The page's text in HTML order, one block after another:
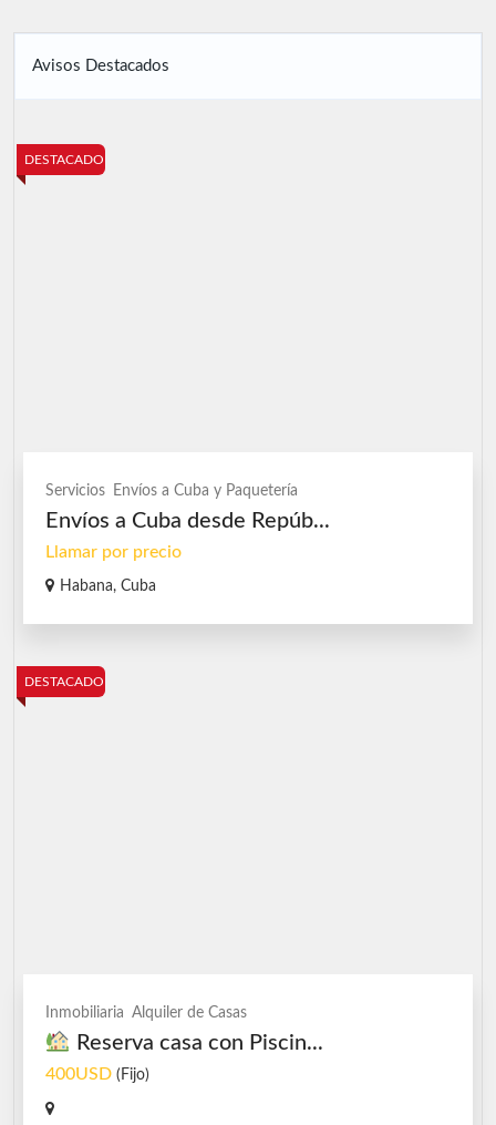
Avisos Destacados
DESTACADO
Servicios Envíos a Cuba y Paquetería
Envíos a Cuba desde Repúb...
Llamar por precio
Habana, Cuba
DESTACADO
Inmobiliaria Alquiler de Casas
Reserva casa con Piscin...
400USD (Fijo)